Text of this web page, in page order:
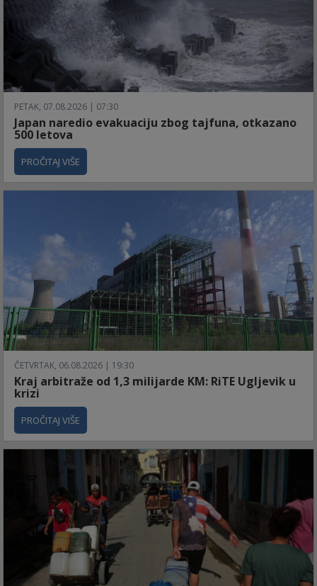
PETAK, 07.08.2026 | 07:30
Japan naredio evakuaciju zbog tajfuna, otkazano
500 letova
PROČITAJ VIŠE
ČETVRTAK, 06.08.2026 | 19:30
Kraj arbitraže od 1,3 milijarde KM: RiTE Ugljevik u
krizi
PROČITAJ VIŠE